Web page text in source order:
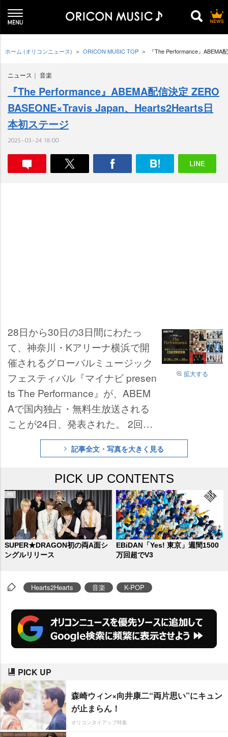
ホーム (オリコンニュース) ORICON MUSIC TOP 『The Performance』
ニュース 音楽
『The Performance』ABEMA配信決定 ZERO
BASEONE×Travis Japan、Hearts2Hearts日
本初ステージ
2025-03-24 18:00
拡大する
28日から30日の3日間にわたっ
て、神奈川・Kアリーナ横浜で開
催されるグローバルミュージック
フェスティバル『マイナビ presen
ts The Performance』が、ABEM
Aで国内独占・無料生放送される
ことが24日、発表された。
2回目
の開催となる同イベントは、世界
で活躍する豪華なアーティストが
OBASEONE とTravis Japanによ
るツーマンライブを開催。29日は
EVNNE、WayV、NCT DREAM、
n.SSign、OCTPATH、(G)I-DLE、
MAZZEL、最終日となる30日には
ATEEZ、NCT DREAM 、KEY(SH
S、NEXZ、Hearts2Hearts、MIN
HO(SHINee)といった、新人から
実力派まで、ここだけでしか見る
ことのできないラインナップにな
s2Heartsは、東方神起やNCT、ae
spa、RIIZEなどを輩出したSMエ
ンタテインメントから2月24日に
デビューしたばかりのガールズグ
ループ。同イベントが日本初ステ
記事全文・写真を大きく見る
PICK UP CONTENTS
SUPER★DRAGON初の両A面シ
ングルリリース
EBiDAN「Yes! 東京」週間1500
万回超でV3
Hearts2Hearts 音楽 K-POP
PICK UP
森崎ウィン×向井康二“両片思い”にキュン
が止まらん！
オリコンタイアップ特集